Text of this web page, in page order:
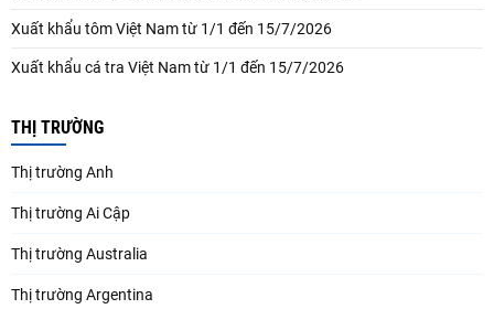
Xuất khẩu tôm Việt Nam từ 1/1 đến 15/7/2026
Xuất khẩu cá tra Việt Nam từ 1/1 đến 15/7/2026
THỊ TRƯỜNG
Thị trường Anh
Thị trường Ai Cập
Thị trường Australia
Thị trường Argentina